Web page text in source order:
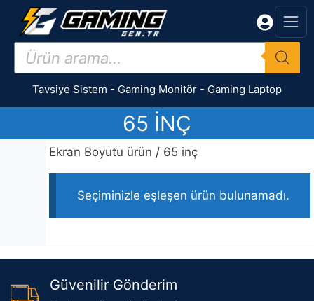
İçeriğe
Products
search
Tavsiye Sistem - Gaming Monitör - Gaming Laptop
65 INÇ
Ekran Boyutu ürün / 65 inç
Seçiminizle eşleşen ürün bulunamadı.
Güvenilir Gönderim